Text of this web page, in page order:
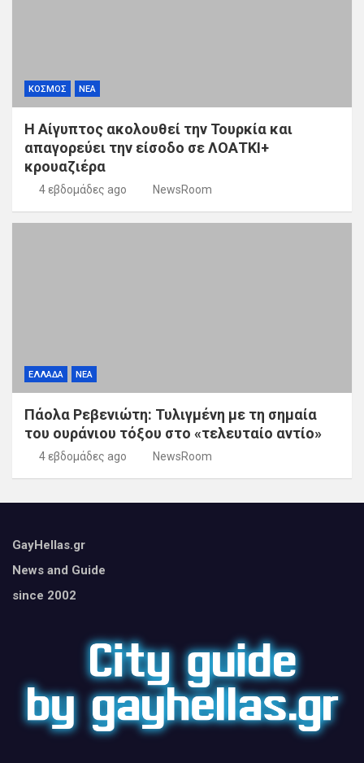
ΚΟΣΜΟΣ ΝΕΑ
Η Αίγυπτος ακολουθεί την Τουρκία και
απαγορεύει την είσοδο σε ΛΟΑΤΚΙ+
κρουαζιέρα
4 εβδομάδες ago NewsRoom
ΕΛΛΑΔΑ ΝΕΑ
Πάολα Ρεβενιώτη: Τυλιγμένη με τη σημαία
του ουράνιου τόξου στο «τελευταίο αντίο»
4 εβδομάδες ago NewsRoom
GayHellas.gr
News and Guide
since 2002